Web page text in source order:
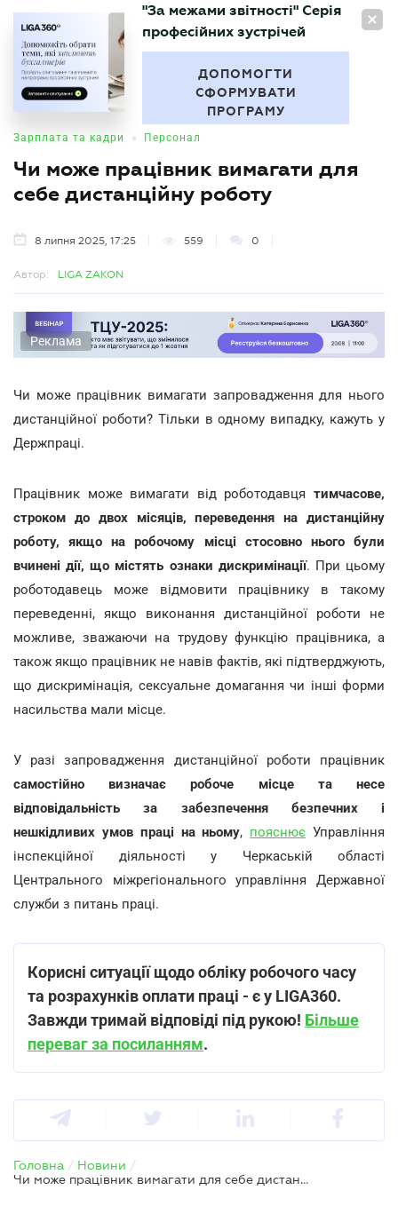
UA
БУХГАЛТЕР
"За межами звітності" Серія
професійних зустрічей
ДОПОМОГТИ
СФОРМУВАТИ
ПРОГРАМУ
Зарплата та кадри • Персонал
Чи може працівник вимагати для
себе дистанційну роботу
8 липня 2025, 17:25 559 0
Автор: LIGA ZAKON
Реклама
Чи може працівник вимагати запровадження для нього
дистанційної роботи? Тільки в одному випадку, кажуть у
Держпраці.
Працівник може вимагати від роботодавця тимчасове,
строком до двох місяців, переведення на дистанційну
роботу, якщо на робочому місці стосовно нього були
вчинені дії, що містять ознаки дискримінації. При цьому
роботодавець може відмовити працівнику в такому
переведенні, якщо виконання дистанційної роботи не
можливе, зважаючи на трудову функцію працівника, а
також якщо працівник не навів фактів, які підтверджують,
що дискримінація, сексуальне домагання чи інші форми
насильства мали місце.
У разі запровадження дистанційної роботи працівник
самостійно визначає робоче місце та несе
відповідальність за забезпечення безпечних і
нешкідливих умов праці на ньому, пояснює Управління
інспекційної діяльності у Черкаській області
Центрального міжрегіонального управління Державної
служби з питань праці.
Корисні ситуації щодо обліку робочого часу
та розрахунків оплати праці - є у LIGA360.
Завжди тримай відповіді під рукою! Більше
переваг за посиланням.
Головна / Новини /
Чи може працівник вимагати для себе дистанційну роботу